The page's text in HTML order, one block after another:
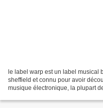
le label warp est un label
sheffield et connu pour avoir
musique électronique, la plupart